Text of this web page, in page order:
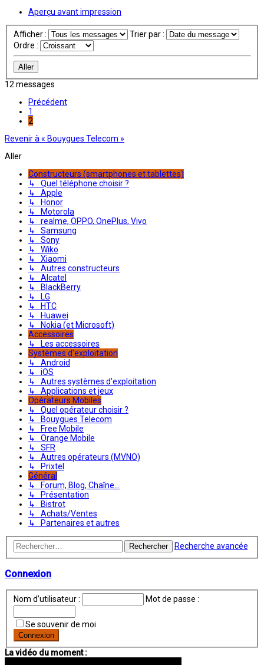
Aperçu avant impression
Afficher :
Trier par :
Ordre :
12 messages
Précédent
1
2
Revenir à « Bouygues Telecom »
Aller
Constructeurs (smartphones et tablettes)
↳ Quel téléphone choisir ?
↳ Apple
↳ Honor
↳ Motorola
↳ realme, OPPO, OnePlus, Vivo
↳ Samsung
↳ Sony
↳ Wiko
↳ Xiaomi
↳ Autres constructeurs
↳ Alcatel
↳ BlackBerry
↳ LG
↳ HTC
↳ Huawei
↳ Nokia (et Microsoft)
Accessoires
↳ Les accessoires
Systèmes d'exploitation
↳ Android
↳ iOS
↳ Autres systèmes d'exploitation
↳ Applications et jeux
Opérateurs Mobiles
↳ Quel opérateur choisir ?
↳ Bouygues Telecom
↳ Free Mobile
↳ Orange Mobile
↳ SFR
↳ Autres opérateurs (MVNO)
↳ Prixtel
Général
↳ Forum, Blog, Chaîne...
↳ Présentation
↳ Bistrot
↳ Achats/Ventes
↳ Partenaires et autres
Rechercher Recherche avancée
Connexion
Nom d’utilisateur : Mot de passe :
Se souvenir de moi
La vidéo du moment :